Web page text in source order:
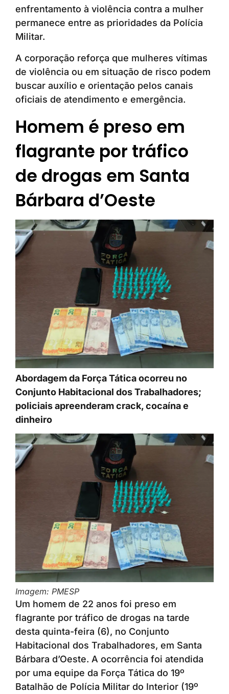
enfrentamento à violência contra a mulher
permanece entre as prioridades da Polícia
Militar.
A corporação reforça que mulheres vítimas
de violência ou em situação de risco podem
buscar auxílio e orientação pelos canais
oficiais de atendimento e emergência.
Homem é preso em
flagrante por tráfico
de drogas em Santa
Bárbara d’Oeste
Abordagem da Força Tática ocorreu no
Conjunto Habitacional dos Trabalhadores;
policiais apreenderam crack, cocaína e
dinheiro
Imagem: PMESP
Um homem de 22 anos foi preso em
flagrante por tráfico de drogas na tarde
desta quinta-feira (6), no Conjunto
Habitacional dos Trabalhadores, em Santa
Bárbara d’Oeste. A ocorrência foi atendida
por uma equipe da Força Tática do 19º
Batalhão de Polícia Militar do Interior (19º